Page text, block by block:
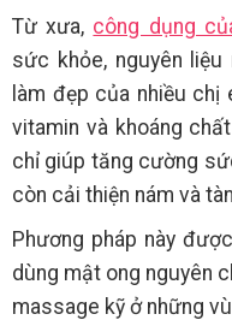
Từ xưa, công dụng
sức khỏe, nguyên
làm đẹp của nhiều
vitamin và khoáng
chỉ giúp tăng cường
còn cải thiện nám và
Phương pháp này
dùng mật ong nguyên
massage kỹ ở những